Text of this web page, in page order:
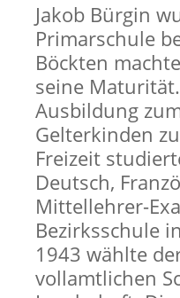
Jakob Bürgin
Primarschule
Böckten
seine
Ausbildung
Gelterkinden
Freizeit
Deutsch,
Mittellehrer-
Bezirksschule
1943 wählte
vollamtlichen